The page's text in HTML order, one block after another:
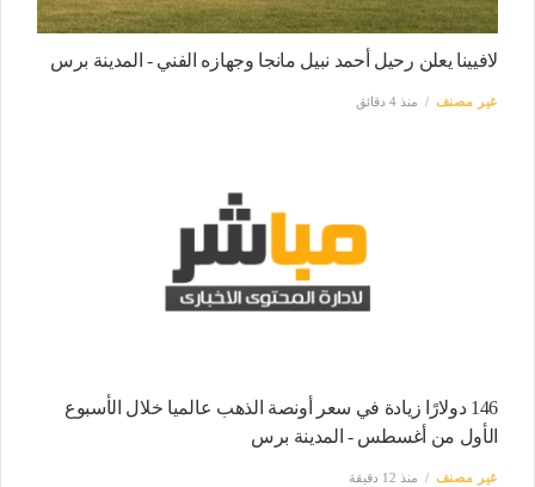
لافيينا يعلن رحيل أحمد نبيل مانجا وجهازه الفني - المدينة برس
غير مصنف منذ 4 دقائق
146 دولارًا زيادة في سعر أونصة الذهب عالميا خلال الأسبوع
الأول من أغسطس - المدينة برس
غير مصنف منذ 12 دقيقة